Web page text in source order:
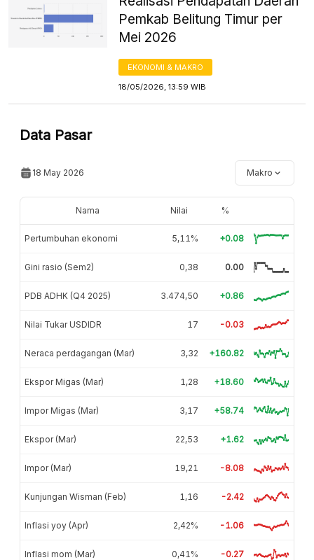
Pemkab Belitung Timur per
Mei 2026
EKONOMI & MAKRO
18/05/2026, 13:59 WIB
Data Pasar
18 May 2026 Makro
Nama Nilai %
Pertumbuhan ekonomi 5,11% +0.08
Gini rasio (Sem2) 0,38 0.00
PDB ADHK (Q4 2025) 3.474,50 +0.86
Nilai Tukar USDIDR 17 -0.03
Neraca perdagangan (Mar) 3,32 +160.82
Ekspor Migas (Mar) 1,28 +18.60
Impor Migas (Mar) 3,17 +58.74
Ekspor (Mar) 22,53 +1.62
Impor (Mar) 19,21 -8.08
Kunjungan Wisman (Feb) 1,16 -2.42
Inflasi yoy (Apr) 2,42% -1.06
Inflasi mom (Mar) 0,41% -0.27